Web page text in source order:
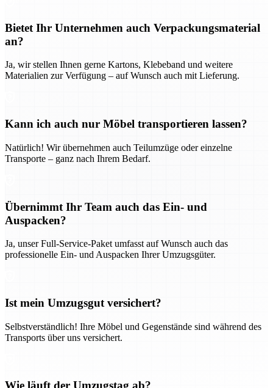
Bietet Ihr Unternehmen auch Verpackungsmaterial
an?
Ja, wir stellen Ihnen gerne Kartons, Klebeband und weitere
Materialien zur Verfügung – auf Wunsch auch mit Lieferung.
Kann ich auch nur Möbel transportieren lassen?
Natürlich! Wir übernehmen auch Teilumzüge oder einzelne
Transporte – ganz nach Ihrem Bedarf.
Übernimmt Ihr Team auch das Ein- und
Auspacken?
Ja, unser Full-Service-Paket umfasst auf Wunsch auch das
professionelle Ein- und Auspacken Ihrer Umzugsgüter.
Ist mein Umzugsgut versichert?
Selbstverständlich! Ihre Möbel und Gegenstände sind während des
Transports über uns versichert.